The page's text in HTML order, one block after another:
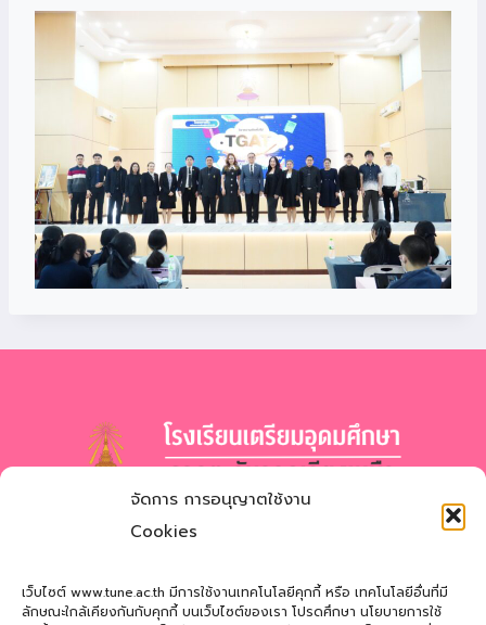
จัดการ การอนุญาตใช้งาน
Cookies
เว็บไซต์ www.tune.ac.th มีการใช้งานเทคโนโลยีคุกกี้ หรือ เทคโนโลยีอื่นที่มี
ลักษณะใกล้เคียงกันกับคุกกี้ บนเว็บไซต์ของเรา โปรดศึกษา นโยบายการใช้
โรงเรียนเตรียมอุดมศึกษา
Triamudomsuksa School of the Northeast